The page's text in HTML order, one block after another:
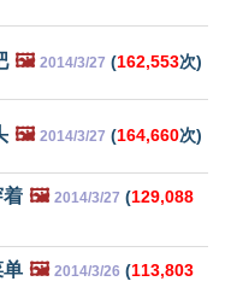
🖼️ 2014/3/27 (162,553次)
🖼️ 2014/3/27 (164,660次)
🖼️ 2014/3/27 (129,088
单 🖼️ 2014/3/26 (113,803